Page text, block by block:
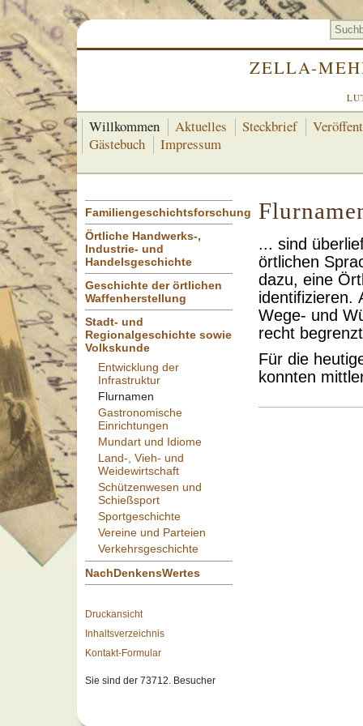
ZELLA-
Willkommen Aktuelles Steckbrief
Gästebuch
Impressum
Familiengeschichtsforschung
Örtliche Handwerks-,
Industrie- und
Handelsgeschichte
Geschichte der örtlichen
Waffenherstellung
Stadt- und
Regionalgeschichte sowie
Volkskunde
Entwicklung der
Infrastruktur
Flurnamen
Gastronomische
Einrichtungen
Mundart und Idiome
Land-, Vieh- und
Weidewirtschaft
Schützenwesen und
Schießsport
Sportgeschichte
Vereine und Parteien
Verkehrsgeschichte
NachDenkensWertes
Druckansicht
Inhaltsverzeichnis
Kontakt-Formular
Sie sind der 73712. Besucher
... sind
örtlichen
dazu, eine
identifizieren.
Wege- und
recht
Für die
konnten